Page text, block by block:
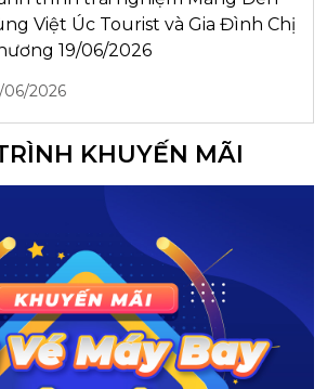
Việt Úc Tourist và Gia Đình Chị
19/06/2026
06/2026
KHUYẾN MÃI